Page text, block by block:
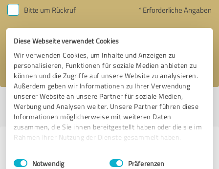
Diese Webseite verwendet Cookies
Wir verwenden Cookies, um Inhalte und Anzeigen zu
personalisieren, Funktionen für soziale Medien anbieten zu
können und die Zugriffe auf unsere Website zu analysieren.
Außerdem geben wir Informationen zu Ihrer Verwendung
unserer Website an unsere Partner für soziale Medien,
Werbung und Analysen weiter. Unsere Partner führen diese
Informationen möglicherweise mit weiteren Daten
zusammen, die Sie ihnen bereitgestellt haben oder die sie im
Rahmen Ihrer Nutzung der Dienste gesammelt haben.
Impressum Datenschutzbestimmungen
Einwilligungsauswahl
Notwendig Präferenzen
Bitte um Rückruf * Erforderliche Angaben
Nachricht senden
Ich stimme den Datenschutzbestimmungenzu.
Profil aktiv seit 22.09.2023 |Letzte Aktualisierung: 08.08.2026|Profil
melden
Anbietern aus dem Bereich Online